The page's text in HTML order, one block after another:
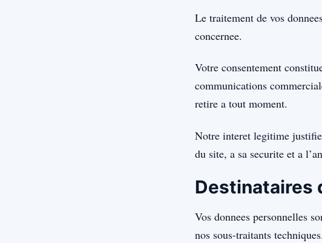
Le traitement de vos
concernee.
Votre consentement
communications
retire a tout moment.
Notre interet legitime
du site, a sa securite et a
Destinataires
Vos donnees personnelles
nos sous-traitants techniques.